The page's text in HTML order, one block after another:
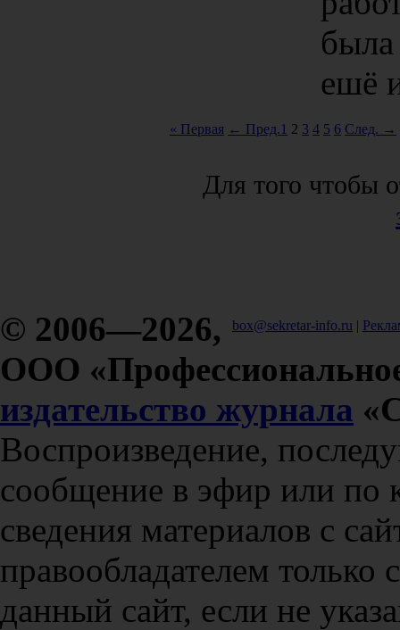
была
ешё
« Первая ← Пред.1 2 3 4 5 6 След. →
Для того чтобы
box@sekretar-info.ru |
© 2006—2026,
ООО
издательство журнала
Воспроизведение,
сообщение в эфир или по
сведения материалов с
правообладателем только
данный сайт, если не